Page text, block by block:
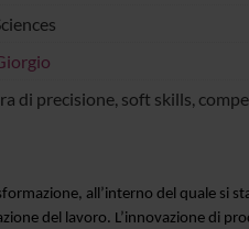
di precisione, soft skills,
all’interno del quale si
del lavoro. L’innovazione di